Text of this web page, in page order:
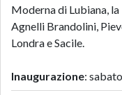
Moderna di Lubiana,
Agnelli Brandolini,
Londra e Sacile.
Inaugurazione: